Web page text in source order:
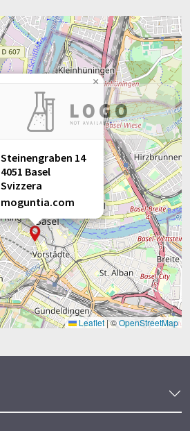
Steinengraben 14
4051 Basel
Svizzera
moguntia.com
×
Leaflet|©OpenStreetMap